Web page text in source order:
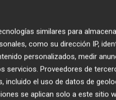
similares para
como su dirección IP,
personalizados, medir
servicios. Proveedores de
incluido el uso de datos de
se aplican solo a este sitio